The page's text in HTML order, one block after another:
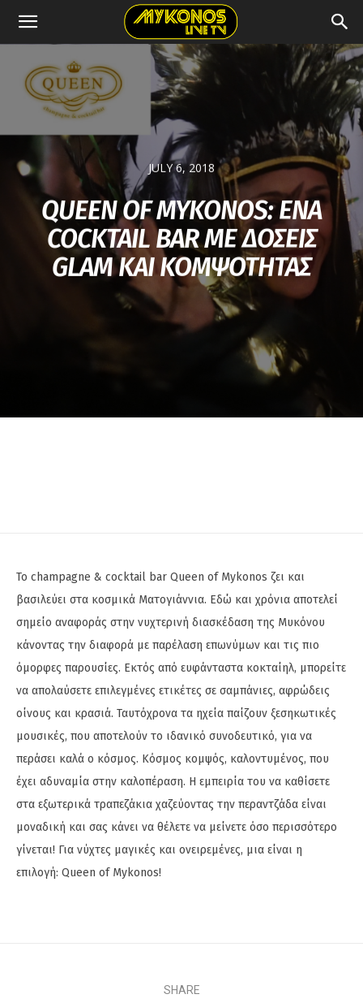
JULY 6, 2018
QUEEN OF MYKONOS: ΕΝΑ
COCKTAIL BAR ΜΕ ΔΟΣΕΙΣ
GLAM ΚΑΙ ΚΟΜΨΟΤΗΤΑΣ
To champagne & cocktail bar Queen of Mykonos ζει και
βασιλεύει στα κοσμικά Ματογιάννια. Εδώ και χρόνια αποτελεί
σημείο αναφοράς στην νυχτερινή διασκέδαση της Μυκόνου
κάνοντας την διαφορά με παρέλαση επωνύμων και τις πιο
όμορφες παρουσίες. Εκτός από ευφάνταστα κοκταίηλ, μπορείτε
να απολαύσετε επιλεγμένες ετικέτες σε σαμπάνιες, αφρώδεις
οίνους και κρασιά. Ταυτόχρονα τα ηχεία παίζουν ξεσηκωτικές
μουσικές, που αποτελούν το ιδανικό συνοδευτικό, για να
περάσει καλά ο κόσμος. Κόσμος κομψός, καλοντυμένος, που
έχει αδυναμία στην καλοπέραση. Η εμπειρία του να καθίσετε
στα εξωτερικά τραπεζάκια χαζεύοντας την περαντζάδα είναι
μοναδική και σας κάνει να θέλετε να μείνετε όσο περισσότερο
γίνεται! Για νύχτες μαγικές και ονειρεμένες, μια είναι η
επιλογή: Queen of Mykonos!
SHARE